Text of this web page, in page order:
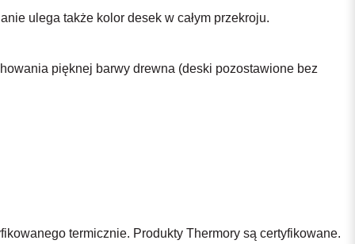
ulega także kolor desek w całym przekroju.
pięknej barwy drewna (deski pozostawione bez
termicznie. Produkty Thermory są certyfikowane.